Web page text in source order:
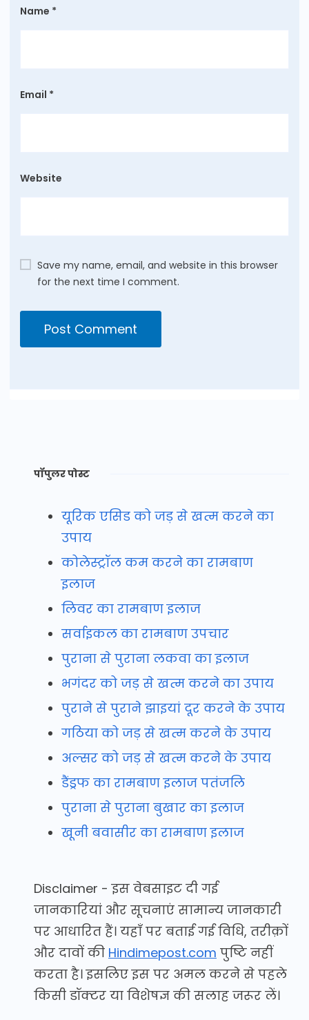
Name *
Email *
Website
Save my name, email, and website in this browser
for the next time I comment.
पॉपुलर पोस्ट
यूरिक एसिड को जड़ से खत्म करने का
उपाय
कोलेस्ट्रॉल कम करने का रामबाण
इलाज
लिवर का रामबाण इलाज
सर्वाइकल का रामबाण उपचार
पुराना से पुराना लकवा का इलाज
भगंदर को जड़ से खत्म करने का उपाय
पुराने से पुराने झाइयां दूर करने के उपाय
गठिया को जड़ से खत्म करने के उपाय
अल्सर को जड़ से खत्म करने के उपाय
डैंड्रफ का रामबाण इलाज पतंजलि
पुराना से पुराना बुखार का इलाज
खूनी बवासीर का रामबाण इलाज
Disclaimer - इस वेबसाइट दी गई
जानकारियां और सूचनाएं सामान्य जानकारी
पर आधारित हैं। यहाँ पर बताई गई विधि, तरीक़ों
और दावों की Hindimepost.com पुष्टि नहीं
करता है। इसलिए इस पर अमल करने से पहले
किसी डॉक्टर या विशेषज्ञ की सलाह जरूर लें।